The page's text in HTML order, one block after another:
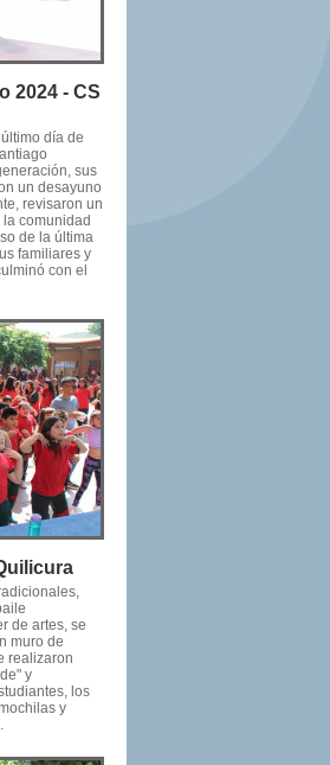
2024 - CS
día de
sus
un desayuno
revisaron un
comunidad
de la última
familiares y
con el
de artes, se
muro de
realizaron
y
los
y